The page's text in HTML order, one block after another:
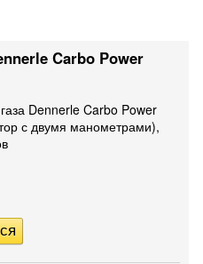
Carbo Power
Dennerle Carbo Power
с двумя манометрами),